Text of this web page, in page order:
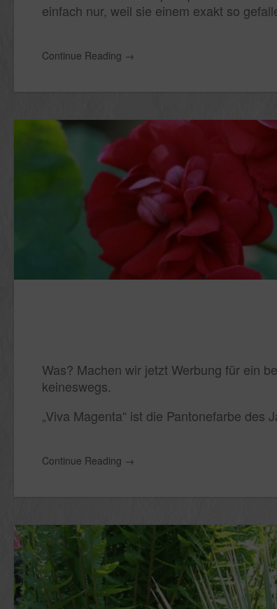
einfach nur, weil sie einem exakt so
Continue Reading →
Was? Machen wir jetzt Werbung für ein
keineswegs.
„Viva Magenta“ ist die Pantonefarbe
Continue Reading →